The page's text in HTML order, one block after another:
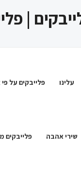
|
עלינו פלייבקים על
שירי אהבה פלייבקים